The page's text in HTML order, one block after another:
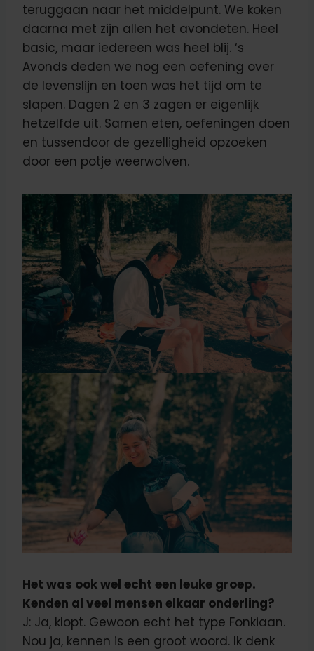
teruggaan naar het middelpunt. We koken
daarna met zijn allen het avondeten. Heel
basic, maar iedereen was heel blij. ‘s
Avonds deden we nog een oefening over
de levenslijn en toen was het tijd om te
slapen. Dagen 2 en 3 zagen er eigenlijk
hetzelfde uit. Samen eten, oefeningen doen
en tussendoor de gezelligheid opzoeken
door een potje weerwolven.
Het was ook wel echt een leuke groep.
Kenden al veel mensen elkaar onderling?
J: Ja, klopt. Gewoon echt het type Fonkiaan.
Nou ja, kennen is een groot woord. Ik denk